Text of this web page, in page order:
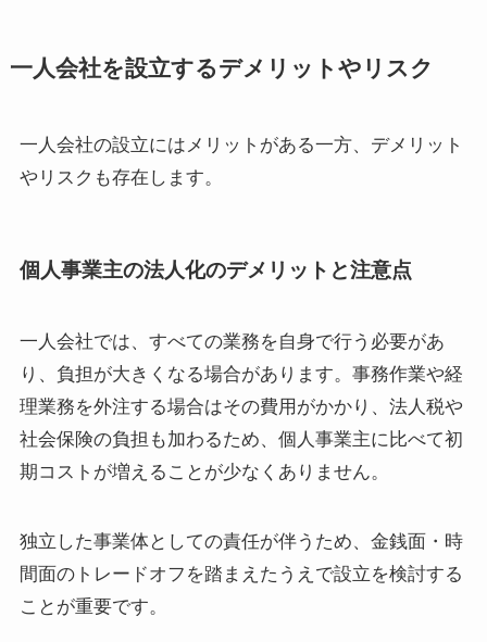
一人会社を設立するデメリットやリスク
一人会社の設立にはメリットがある一方、デメリット
やリスクも存在します。
個人事業主の法人化のデメリットと注意点
一人会社では、すべての業務を自身で行う必要があ
り、負担が大きくなる場合があります。事務作業や経
理業務を外注する場合はその費用がかかり、法人税や
社会保険の負担も加わるため、個人事業主に比べて初
期コストが増えることが少なくありません。
独立した事業体としての責任が伴うため、金銭面・時
間面のトレードオフを踏まえたうえで設立を検討する
ことが重要です。